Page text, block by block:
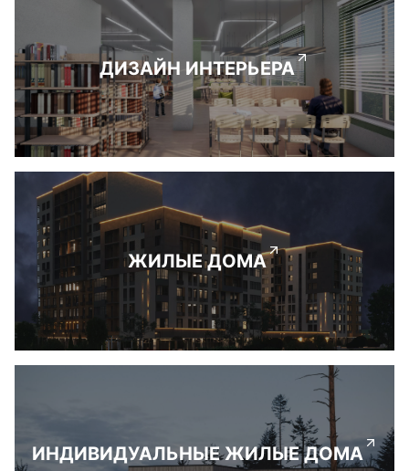
ДИЗАЙН ИНТЕРЬЕРА
ЖИЛЫЕ ДОМА
ИНДИВИДУАЛЬНЫЕ ЖИЛЫЕ ДОМА